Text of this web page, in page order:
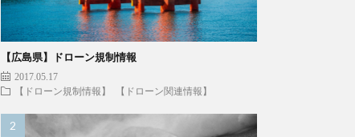
【広島県】ドローン規制情報
2017.05.17
【ドローン規制情報】
【ドローン関連情報】